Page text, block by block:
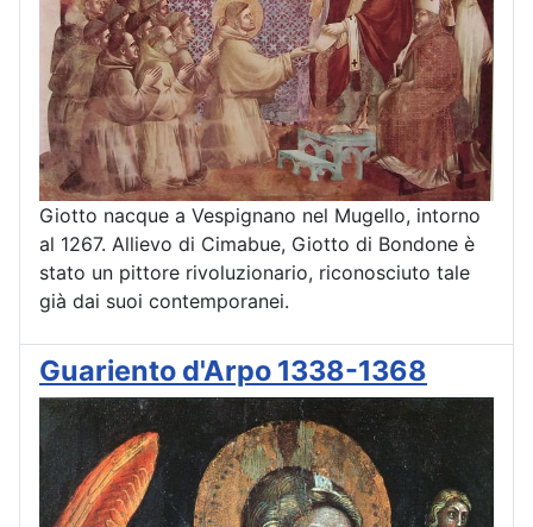
Giotto nacque a Vespignano nel Mugello, intorno
al 1267. Allievo di Cimabue, Giotto di Bondone è
stato un pittore rivoluzionario, riconosciuto tale
già dai suoi contemporanei.
Guariento d'Arpo 1338-1368